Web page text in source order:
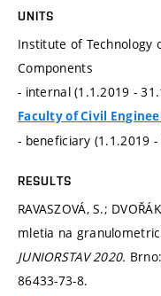
UNITS
Institute of Technology
Components
- internal (1.1.2019 -
Faculty of Civil
- beneficiary (1.1.2019
RESULTS
RAVASZOVÁ, S.;
mletia na
JUNIORSTAV 2020.
86433-73-8.